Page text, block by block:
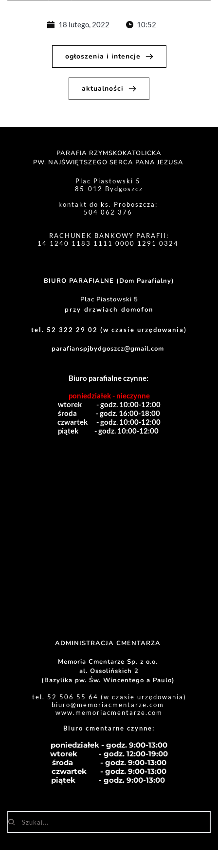
18 lutego, 2022 10:52
ogłoszenia i intencje
aktualności
PARAFIA RZYMSKOKATOLICKA
PW. NAJŚWIĘTSZEGO SERCA PANA JEZUSA
Plac Piastowski 5
85-012 Bydgoszcz
kontakt do ks. Proboszcza:
504 062 376
RACHUNEK BANKOWY PARAFII:
14 1240 1183 1111 0000 1291 0324
BIURO PARAFIALNE (Dom Parafialny)
Plac Piastowski 5
przy drzwiach domofon
tel. 52 322 29 02 (w czasie urzędowania)
parafianspjbydgoszcz@gmail.com
Biuro parafialne czynne:
poniedziałek - nieczynne
wtorek          - godz. 10:00-12:00
środa             - godz. 16:00-18:00
czwartek      - godz. 10:00-12:00
piątek           - godz. 10:00-12:00
ADMINISTRACJA CMENTARZA
Memoria Cmentarze Sp. z o.o.
al. Ossolińskich 2
(Bazylika pw. Św. Wincentego a Paulo)
tel. 52 506 55 64 (w czasie urzędowania)
biuro@memoriacmentarze.com
www.memoriacmentarze.com
Biuro cmentarne czynne:
poniedziałek - godz. 9:00-13:00
wtorek           - godz. 12:00-19:00
środa              - godz. 9:00-13:00
czwartek       - godz. 9:00-13:00
piątek            - godz. 9:00-13:00